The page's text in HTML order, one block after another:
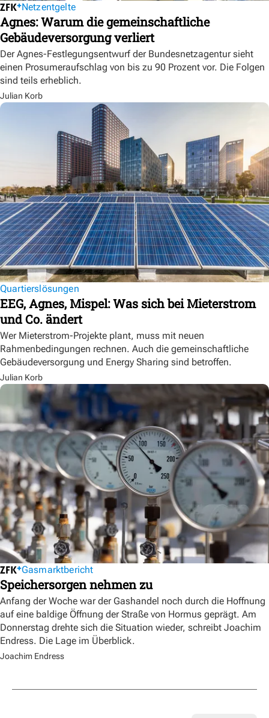
Netzentgelte
Agnes: Warum die gemeinschaftliche
Gebäudeversorgung verliert
Der Agnes-Festlegungsentwurf der Bundesnetzagentur sieht
einen Prosumeraufschlag von bis zu 90 Prozent vor. Die Folgen
sind teils erheblich.
Julian Korb
Quartierslösungen
EEG, Agnes, Mispel: Was sich bei Mieterstrom
und Co. ändert
Wer Mieterstrom-Projekte plant, muss mit neuen
Rahmenbedingungen rechnen. Auch die gemeinschaftliche
Gebäudeversorgung und Energy Sharing sind betroffen.
Julian Korb
Gasmarktbericht
Speichersorgen nehmen zu
Anfang der Woche war der Gashandel noch durch die Hoffnung
auf eine baldige Öffnung der Straße von Hormus geprägt. Am
Donnerstag drehte sich die Situation wieder, schreibt Joachim
Endress. Die Lage im Überblick.
Joachim Endress